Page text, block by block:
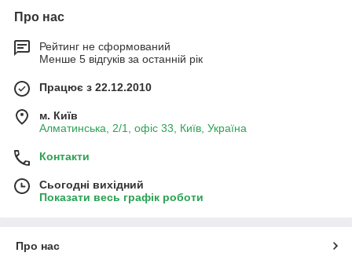
Про нас
Рейтинг не сформований
Менше 5 відгуків за останній рік
Працює з 22.12.2010
м. Київ
Алматинська, 2/1, офіс 33, Київ, Україна
Контакти
Сьогодні вихідний
Показати весь графік роботи
Про нас